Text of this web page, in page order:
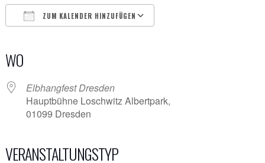
ZUM KALENDER HINZUFÜGEN
WO
Elbhangfest Dresden
Hauptbühne Loschwitz Albertpark,
01099 Dresden
VERANSTALTUNGSTYP